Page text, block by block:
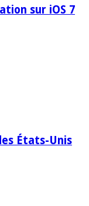
sur iOS 7
États-Unis